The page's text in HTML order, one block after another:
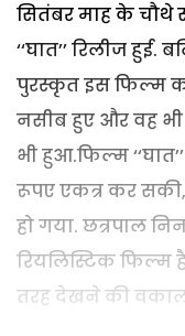
सितंबर माह के चौथे
‘‘घात’’ रिलीज
पुरस्कृत इस फिल्म
नसीब हुए और वह
भी हुआ.फिल्म
रूपए एकत्र कर सकी,
हो गया. छत्रपाल
रियलिस्टिक फिल्म
तरह देखने की